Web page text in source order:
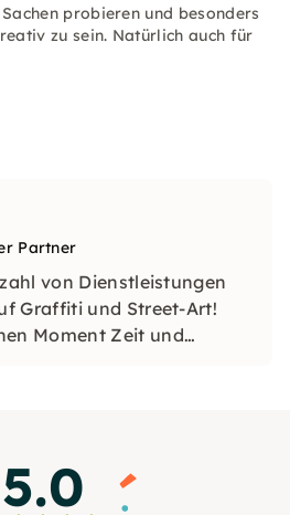
probieren und besonders
zu sein. Natürlich auch für
Partner
von Dienstleistungen
Graffiti und Street-Art!
Moment Zeit und
5.0